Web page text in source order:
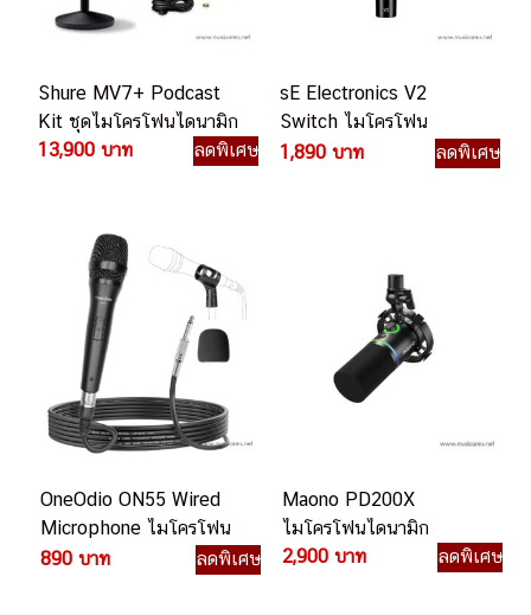
Shure MV7+ Podcast
Kit ชุดไมโครโฟนไดนามิก
13,900 บาท
ลดพิเศษ
sE Electronics V2
Switch ไมโครโฟน
ไดนามิก
1,890 บาท ลดพิเศษ
OneOdio ON55 Wired
Microphone ไมโครโฟน
ไดนามิก
890 บาท ลดพิเศษ
Maono PD200X
ไมโครโฟนไดนามิก
2,900 บาท
ลดพิเศษ